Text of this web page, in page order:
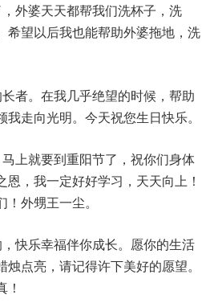
外婆天天都帮我们洗杯子，洗
希望以后我也能帮助外婆拖地，洗
者。在我几乎绝望的时候，帮助
走向光明。今天祝您生日快乐。
上就要到重阳节了，祝你们身体
，我一定好好学习，天天向上！
外甥王一尘。
快乐幸福伴你成长。愿你的生活
点亮，请记得许下美好的愿望。